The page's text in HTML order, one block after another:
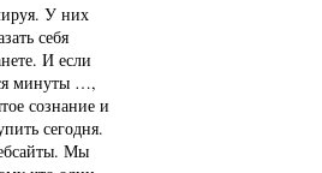
У них
себя
И если
минуты …,
сознание и
сегодня.
Мы